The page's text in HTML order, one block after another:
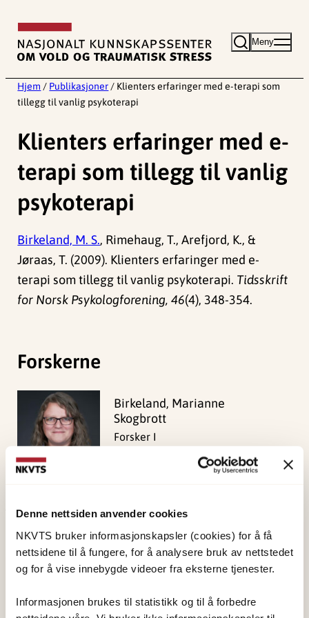
Denne nettsiden anvender cookies
NKVTS bruker informasjonskapsler (cookies) for å få
nettsidene til å fungere, for å analysere bruk av nettstedet
og for å vise innebygde videoer fra eksterne tjenester.
Informasjonen brukes til statistikk og til å forbedre
innhold
Meny
Hjem / Publikasjoner / Klienters erfaringer med e-terapi som
tillegg til vanlig psykoterapi
Klienters erfaringer med e-
terapi som tillegg til vanlig
psykoterapi
Birkeland, M. S., Rimehaug, T., Arefjord, K., &
Jøraas, T. (2009). Klienters erfaringer med e-
terapi som tillegg til vanlig psykoterapi. Tidsskrift
for Norsk Psykologforening, 46(4), 348-354.
Forskerne
Birkeland, Marianne
Skogbrott
Forsker I
Sist redigert:9. august 2026